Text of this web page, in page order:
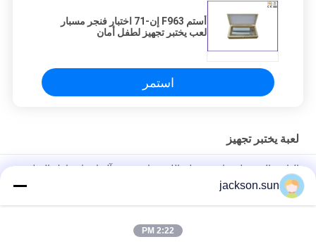
أستم F963 إن-71 اختبار فنجر مسبار
لعب يختبر تجهيز لطفل أمان
استمر
لعبة يختبر تجهيز
الهاتف المحمول شاشة تعمل باللمس انقر فوق آلة اختبار مارك الصليب
الحياة 1.3NM 0-180 مرة / دقيقة
إسو 8124-4 6.3 لعب حواجز ودرابزين قوة ديناميكية يختبر آلة
إس 9873-4 إسو 8124-4 6.1.2 يتأرجح ونشاط ألعاب الاستقرار تستر-
jackson.sun
2:22 PM